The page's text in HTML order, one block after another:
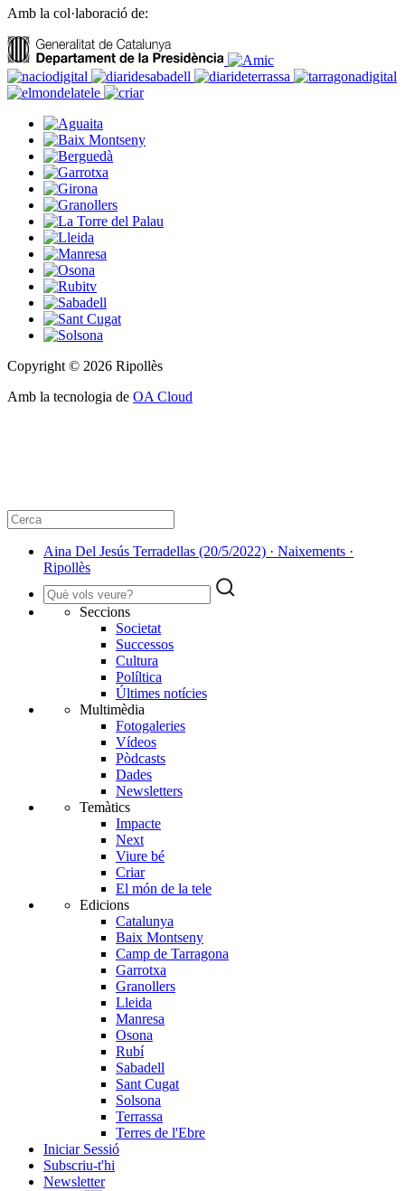
Amb la col·laboració de:
Copyright © 2026 Ripollès
Amb la tecnologia de OA Cloud
Aina Del Jesús Terradellas (20/5/2022) · Naixements ·
Ripollès
Seccions
Societat
Successos
Cultura
Políltica
Últimes notícies
Multimèdia
Fotogaleries
Vídeos
Pòdcasts
Dades
Newsletters
Temàtics
Impacte
Next
Viure bé
Criar
El món de la tele
Edicions
Catalunya
Baix Montseny
Camp de Tarragona
Garrotxa
Granollers
Lleida
Manresa
Osona
Rubí
Sabadell
Sant Cugat
Solsona
Terrassa
Terres de l'Ebre
Iniciar Sessió
Subscriu-t'hi
Newsletter